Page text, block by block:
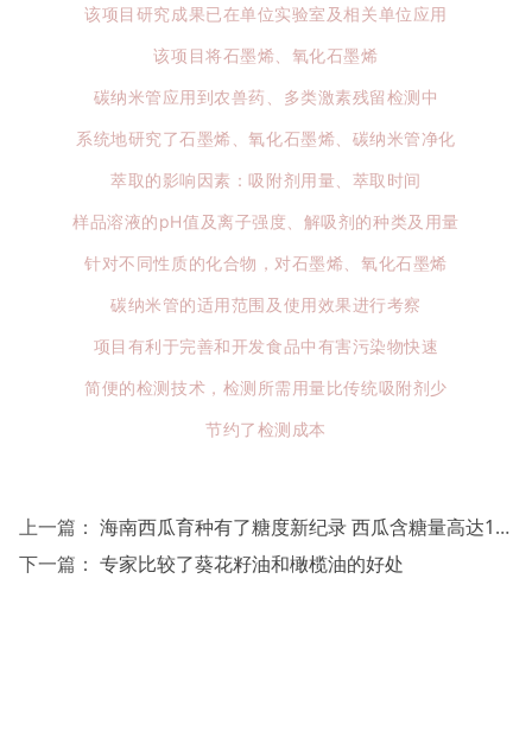
该项目研究成果已在单位实验室及相关单位应用
该项目将石墨烯、氧化石墨烯
碳纳米管应用到农兽药、多类激素残留检测中
系统地研究了石墨烯、氧化石墨烯、碳纳米管净化
萃取的影响因素：吸附剂用量、萃取时间
样品溶液的pH值及离子强度、解吸剂的种类及用量
针对不同性质的化合物，对石墨烯、氧化石墨烯
碳纳米管的适用范围及使用效果进行考察
项目有利于完善和开发食品中有害污染物快速
简便的检测技术，检测所需用量比传统吸附剂少
节约了检测成本
上一篇： 海南西瓜育种有了糖度新纪录 西瓜含糖量高达16度
下一篇： 专家比较了葵花籽油和橄榄油的好处